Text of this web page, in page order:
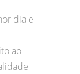
dia e
ao